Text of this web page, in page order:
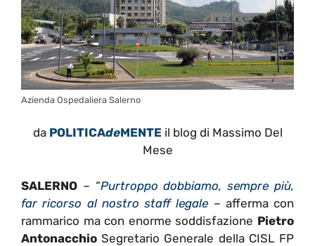
Azienda Ospedaliera Salerno
da POLITICAdeMENTE il blog di Massimo Del
Mese
SALERNO – “Purtroppo dobbiamo, sempre più,
far ricorso al nostro staff legale – afferma con
rammarico ma con enorme soddisfazione Pietro
Antonacchio Segretario Generale della CISL FP